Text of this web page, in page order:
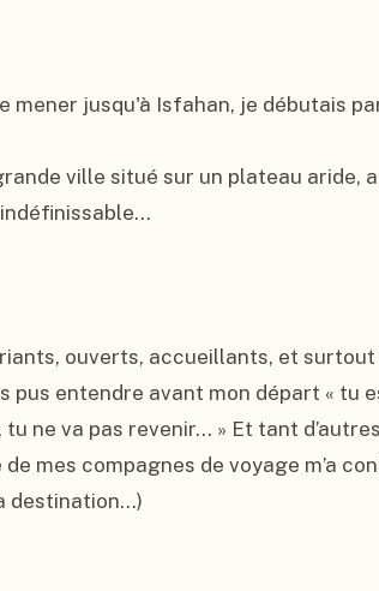
mener jusqu'à Isfahan, je débutais
ville situé sur un plateau aride,
ouverts, accueillants, et surtout
pus entendre avant mon départ « tu
ne va pas revenir… » Et tant
mes compagnes de voyage m’a
destination…)